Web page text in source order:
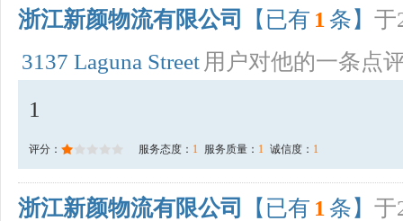
浙江新颜物流有限公司 【已有 1 条】 于
3137 Laguna Street 用户对他的一条点
1
评分： 服务态度： 1 服务质量： 1 诚信度： 1
浙江新颜物流有限公司 【已有 1 条】 于